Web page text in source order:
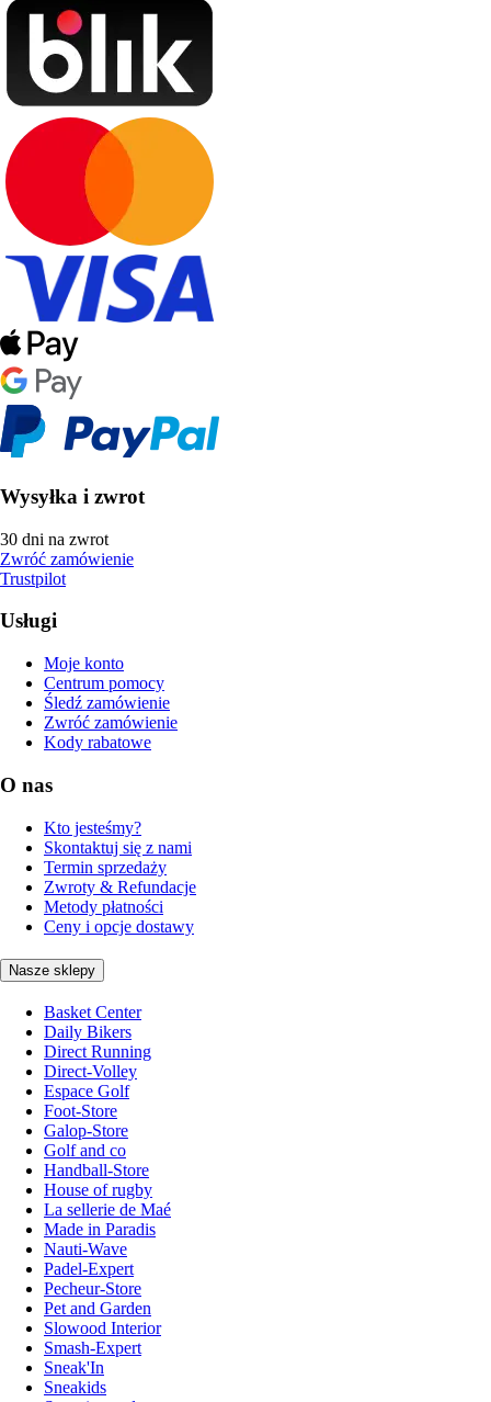
Wysyłka i zwrot
30 dni na zwrot
Zwróć zamówienie
Trustpilot
Usługi
Moje konto
Centrum pomocy
Śledź zamówienie
Zwróć zamówienie
Kody rabatowe
O nas
Kto jesteśmy?
Skontaktuj się z nami
Termin sprzedaży
Zwroty & Refundacje
Metody płatności
Ceny i opcje dostawy
Nasze sklepy
Basket Center
Daily Bikers
Direct Running
Direct-Volley
Espace Golf
Foot-Store
Galop-Store
Golf and co
Handball-Store
House of rugby
La sellerie de Maé
Made in Paradis
Nauti-Wave
Padel-Expert
Pecheur-Store
Pet and Garden
Slowood Interior
Smash-Expert
Sneak'In
Sneakids